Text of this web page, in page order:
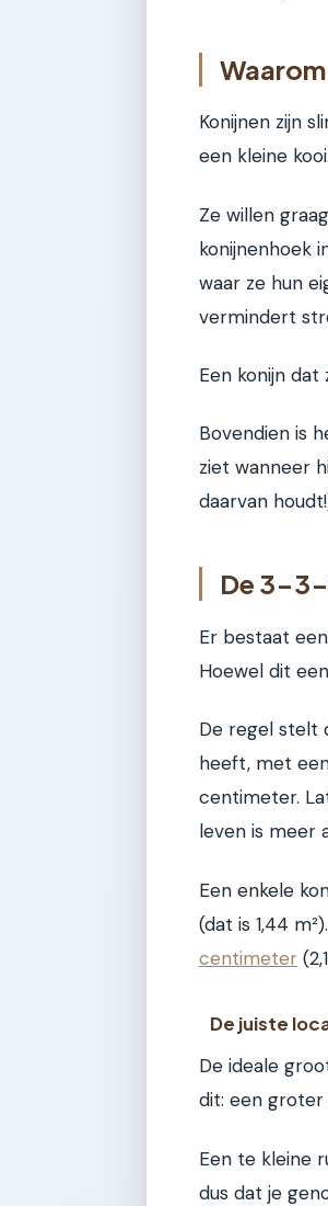
Konijnen zijn
een kleine kooi.
Ze willen
konijnenhoek
waar ze hun
vermindert
Een konijn
Bovendien is
ziet wanneer
daarvan
De 3-3-
Er bestaat
Hoewel dit
De regel stelt
heeft, met
centimeter.
leven is meer
Een enkele
(dat is 1,44
centimeter
De juiste
De ideale
dit: een
Een te kleine
dus dat je